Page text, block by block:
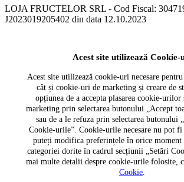
LOJA FRUCTELOR SRL - Cod Fiscal:
J2023019205402 din data 12.10.2023
Acest site utilizează Cookie-
Acest site utilizează cookie-uri necesare pentru
cât și cookie-uri de marketing și creare de
opțiunea de a accepta plasarea cookie-urilor
marketing prin selectarea butonului „Accept
sau de a le refuza prin selectarea butonului
Cookie-urile”. Cookie-urile necesare nu pot fi
puteți modifica preferințele în orice moment
categoriei dorite în cadrul secțiunii „Setări
mai multe detalii despre cookie-urile folosite,
Cookie